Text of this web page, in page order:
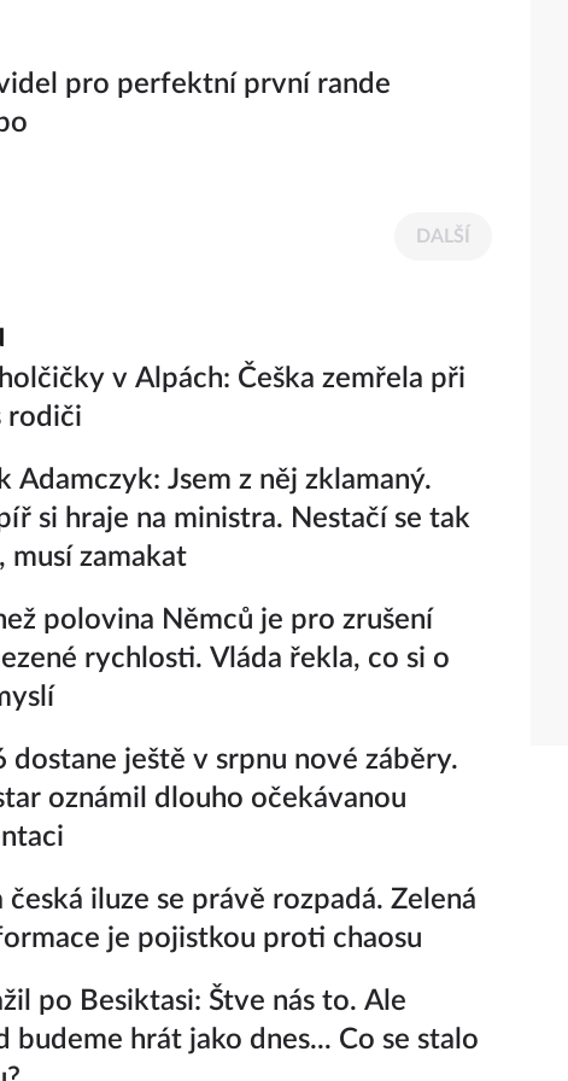
pro perfektní první rande
DALŠÍ
v Alpách: Češka zemřela při
rodiči
Adamczyk: Jsem z něj zklamaný.
si hraje na ministra. Nestačí se tak
musí zamakat
polovina Němců je pro zrušení
rychlosti. Vláda řekla, co si o
dostane ještě v srpnu nové záběry.
oznámil dlouho očekávanou
česká iluze se právě rozpadá. Zelená
je pojistkou proti chaosu
po Besiktasi: Štve nás to. Ale
budeme hrát jako dnes... Co se stalo